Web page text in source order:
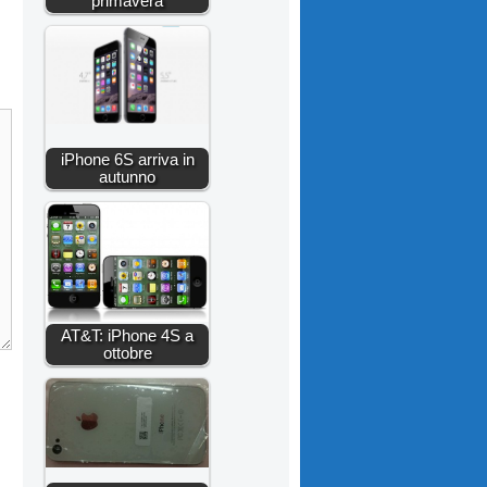
iPhone 6S arriva in
autunno
AT&T: iPhone 4S a
ottobre